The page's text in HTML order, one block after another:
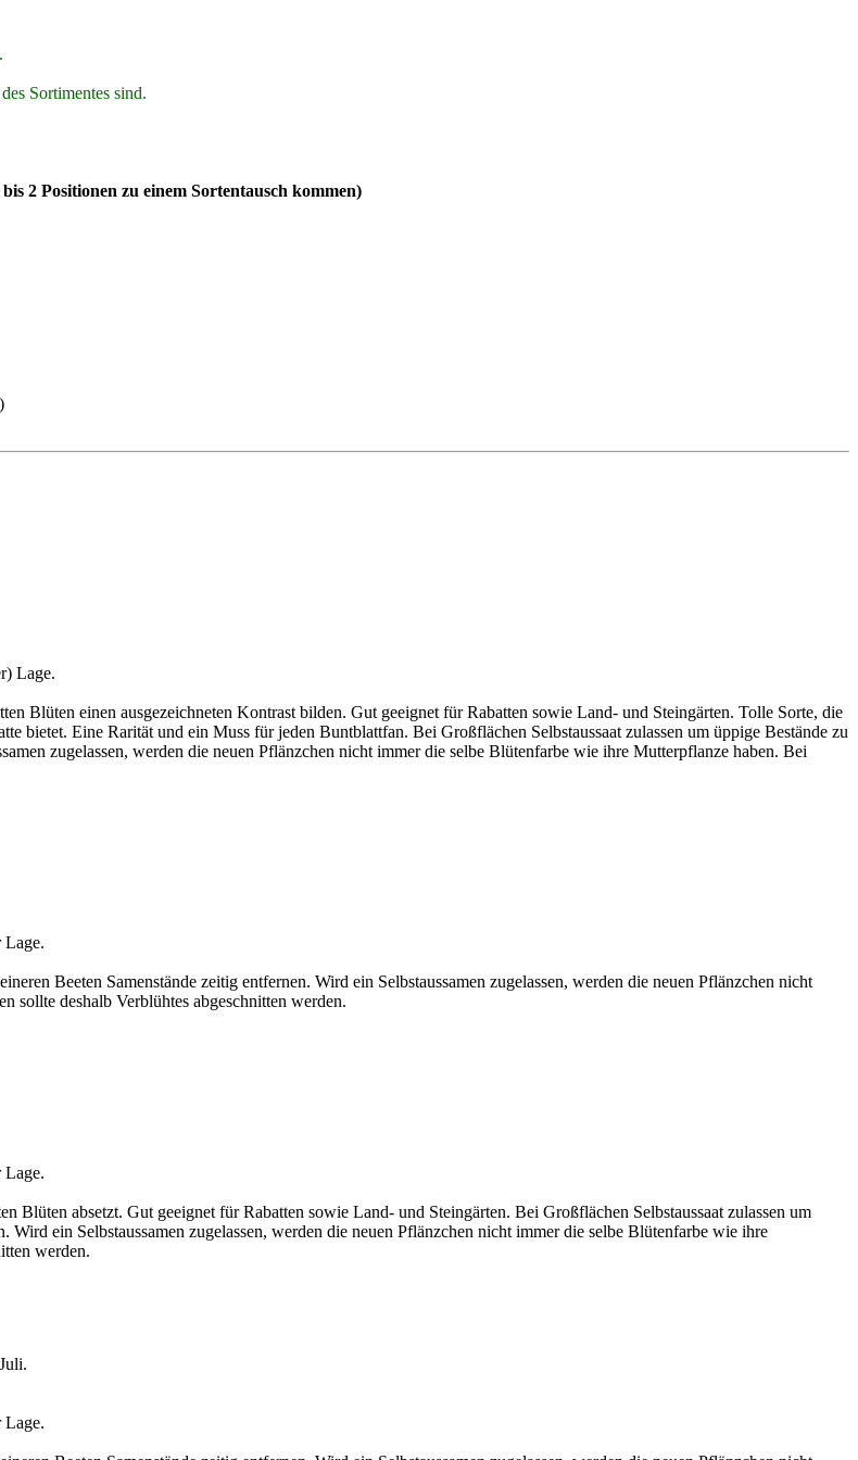
Sortimentes sind.
2 Positionen zu einem Sortentausch kommen)
Lage.
Blüten einen ausgezeichneten Kontrast bilden. Gut geeignet für Rabatten sowie Land- und Steingärten. Tolle Sorte, die
bietet. Eine Rarität und ein Muss für jeden Buntblattfan. Bei Großflächen Selbstaussaat zulassen um üppige Bestände zu
zugelassen, werden die neuen Pflänzchen nicht immer die selbe Blütenfarbe wie ihre Mutterpflanze haben. Bei
Lage.
Beeten Samenstände zeitig entfernen. Wird ein Selbstaussamen zugelassen, werden die neuen Pflänzchen nicht
sollte deshalb Verblühtes abgeschnitten werden.
Lage.
Blüten absetzt. Gut geeignet für Rabatten sowie Land- und Steingärten. Bei Großflächen Selbstaussaat zulassen um
ein Selbstaussamen zugelassen, werden die neuen Pflänzchen nicht immer die selbe Blütenfarbe wie ihre
werden.
Lage.